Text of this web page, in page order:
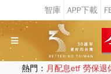
熱門： 月配息etf 勞保退